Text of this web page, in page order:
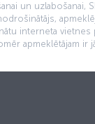
un uzlabošanai,
interneta
apmeklētājam